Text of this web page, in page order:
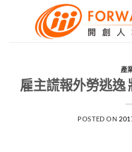
產
雇主謊報外勞逃逸
POSTED ON